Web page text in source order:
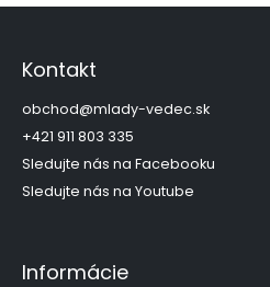
Z
Kontakt
obchod@mlady-vedec.sk
+421 911 803 335
Sledujte nás na Facebooku
Sledujte nás na Youtube
Informácie